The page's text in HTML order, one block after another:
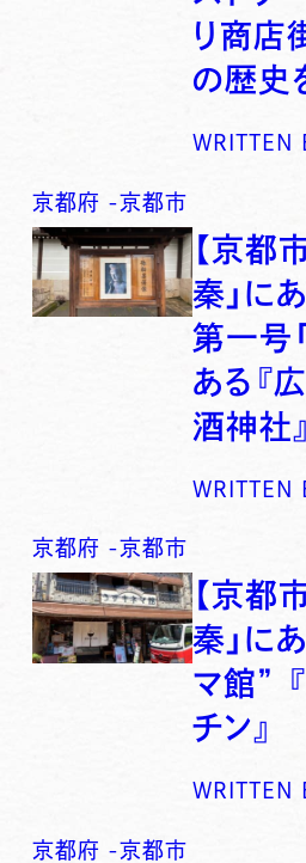
り商店
の歴史
WRITTEN
京都府 -京都市
【京都
秦」に
第一号
ある『
酒神社』
WRITTEN
京都府 -京都市
【京都
秦」に
マ館”
チン』
WRITTEN
京都府 -京都市